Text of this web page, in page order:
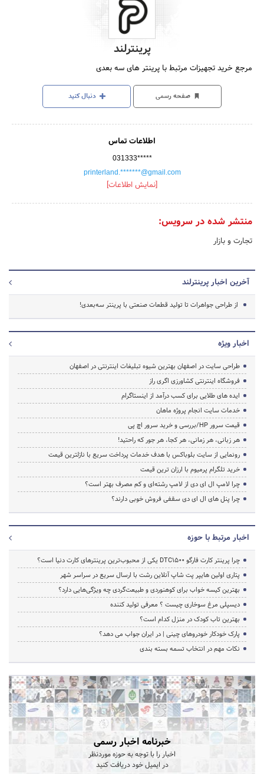
پرینترلند
مرجع خرید تجهیزات مرتبط با پرینتر های سه بعدی
صفحه رسمی دنبال کنید
اطلاعات تماس
031333*****
printerland.*******@gmail.com
[نمایش اطلاعات]
منتشر شده در سرویس:
تجارت و بازار
آخرین اخبار پرینترلند
از طراحی جواهرات تا تولید قطعات صنعتی با پرینتر سه‌بعدی!
اخبار ویژه
طراحی سایت در اصفهان بهترین شیوه تبلیغات اینترنتی در اصفهان
فروشگاه اینترنتی کشاورزی اگری راز
ایده های طلایی برای کسب درآمد از اینستاگرام
خدمات سایت انجام پروژه ماهان
قیمت سرور HP/بررسی و خرید سرور اچ پی
هر زبانی، هر زمانی، هر کجا، هر جور که راحتید!
رونمایی از سایت بلوباکس با هدف خدمات پرداخت سریع با نازلترین قیمت
خرید تلگرام پرمیوم با ارزان ترین قیمت
چرا لامپ ال ای دی از لامپ رشته‌ای و کم مصرف بهتر است؟
چرا پنل های ال ای دی سقفی فروش خوبی دارند؟
اخبار مرتبط با حوزه
چرا پرینتر کارت فارگو DTC1500 یکی از محبوب‌ترین پرینترهای کارت دنیا است؟
پتاری اولین هایپر پت شاپ آنلاین رشت با ارسال سریع در سراسر شهر
بهترین کیسه خواب برای کوهنوردی و طبیعت‌گردی چه ویژگی‌هایی دارد؟
دیسپلی مرغ سوخاری چیست ؟ معرفی تولید کننده
بهترین تاب کودک در منزل کدام است؟
پارک خودکار خودروهای چینی | در ایران جواب می دهد؟
نکات مهم در انتخاب تسمه بسته بندی
خبرنامه اخبار رسمی
اخبار را با توجه به حوزه موردنظر
در ایمیل خود دریافت کنید